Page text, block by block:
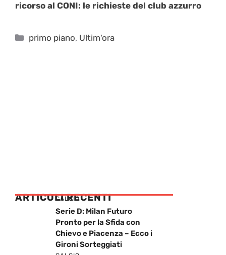
ricorso al CONI: le richieste del club azzurro
Categorie
primo piano, Ultim'ora
ARTICOLI RECENTI
CALCIO
Serie D: Milan Futuro
Pronto per la Sfida con
Chievo e Piacenza – Ecco i
Gironi Sorteggiati